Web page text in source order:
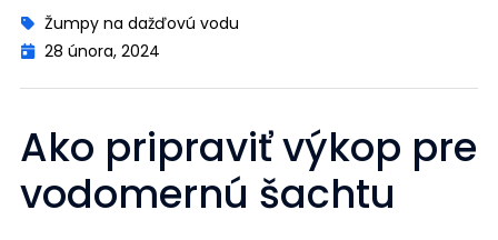
Žumpy na dažďovú vodu
28 února, 2024
Ako pripraviť výkop pre
vodomernú šachtu